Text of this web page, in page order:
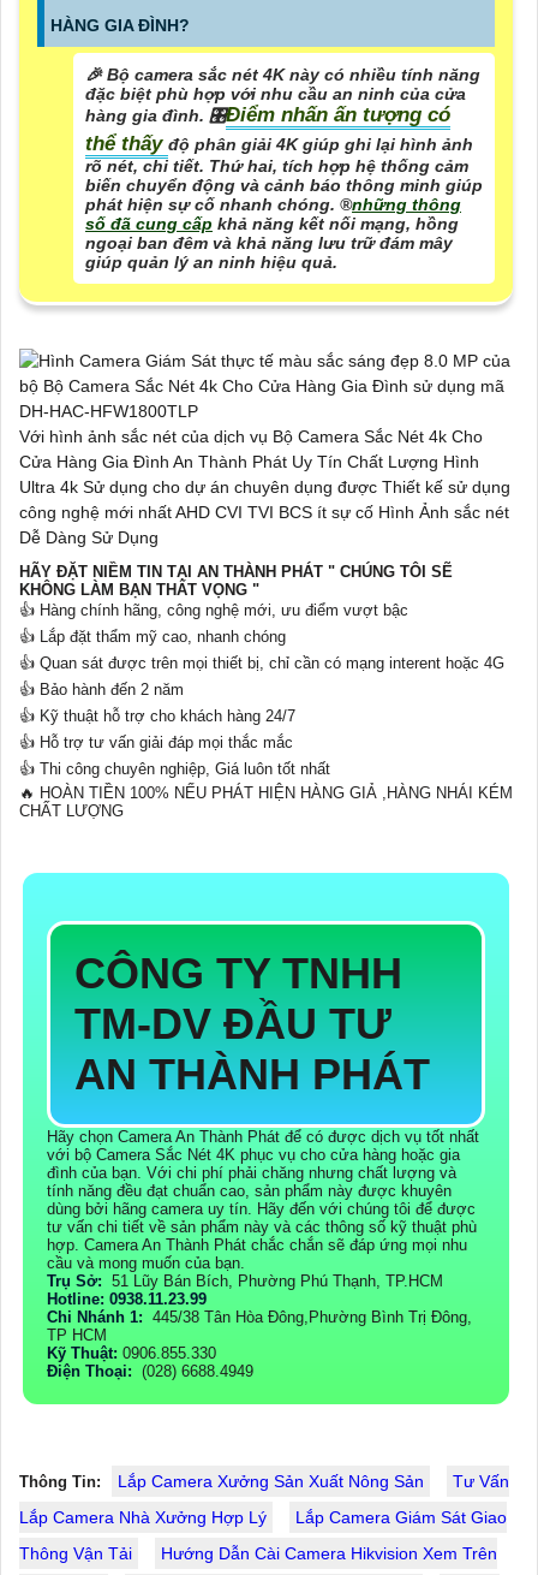
HÀNG GIA ĐÌNH?
️🎉 Bộ camera sắc nét 4K này có nhiều tính năng
đặc biệt phù hợp với nhu cầu an ninh của cửa
hàng gia đình. 🎛Điểm nhấn ấn tượng có
thể thấy độ phân giải 4K giúp ghi lại hình ảnh
rõ nét, chi tiết. Thứ hai, tích hợp hệ thống cảm
biến chuyển động và cảnh báo thông minh giúp
phát hiện sự cố nhanh chóng. ®️những thông
số đã cung cấp khả năng kết nối mạng, hồng
ngoại ban đêm và khả năng lưu trữ đám mây
giúp quản lý an ninh hiệu quả.
Với hình ảnh sắc nét của dịch vụ Bộ Camera Sắc Nét 4k Cho
Cửa Hàng Gia Đình An Thành Phát Uy Tín Chất Lượng Hình
Ultra 4k Sử dụng cho dự án chuyên dụng được Thiết kế sử dụng
công nghệ mới nhất AHD CVI TVI BCS ít sự cố Hình Ảnh sắc nét
Dễ Dàng Sử Dụng
HÃY ĐẶT NIỀM TIN TẠI AN THÀNH PHÁT " CHÚNG TÔI SẼ
KHÔNG LÀM BẠN THẤT VỌNG "
👍 Hàng chính hãng, công nghệ mới, ưu điểm vượt bậc
👍 Lắp đặt thẩm mỹ cao, nhanh chóng
👍 Quan sát được trên mọi thiết bị, chỉ cần có mạng interent hoặc 4G
👍 Bảo hành đến 2 năm
👍 Kỹ thuật hỗ trợ cho khách hàng 24/7
👍 Hỗ trợ tư vấn giải đáp mọi thắc mắc
👍 Thi công chuyên nghiệp, Giá luôn tốt nhất
🔥 HOÀN TIỀN 100% NẾU PHÁT HIỆN HÀNG GIẢ ,HÀNG NHÁI KÉM
CHẤT LƯỢNG
CÔNG TY TNHH
TM-DV ĐẦU TƯ
AN THÀNH PHÁT
Hãy chọn Camera An Thành Phát để có được dịch vụ tốt nhất
với bộ Camera Sắc Nét 4K phục vụ cho cửa hàng hoặc gia
đình của bạn. Với chi phí phải chăng nhưng chất lượng và
tính năng đều đạt chuẩn cao, sản phẩm này được khuyên
dùng bởi hãng camera uy tín. Hãy đến với chúng tôi để được
tư vấn chi tiết về sản phẩm này và các thông số kỹ thuật phù
hợp. Camera An Thành Phát chắc chắn sẽ đáp ứng mọi nhu
cầu và mong muốn của bạn.
Trụ Sở: 51 Lũy Bán Bích, Phường Phú Thạnh, TP.HCM
Hotline: 0938.11.23.99
Chi Nhánh 1: 445/38 Tân Hòa Đông,Phường Bình Trị Đông,
TP HCM
Kỹ Thuật: 0906.855.330
Điện Thoại: (028) 6688.4949
Thông Tin: Lắp Camera Xưởng Sản Xuất Nông Sản
Tư Vấn
Lắp Camera Nhà Xưởng Hợp Lý
Lắp Camera Giám Sát Giao
Thông Vận Tải
Hướng Dẫn Cài Camera Hikvision Xem Trên